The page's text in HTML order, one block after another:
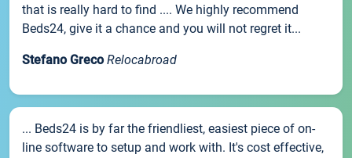
that is really hard to find .... We highly recommend
Beds24, give it a chance and you will not regret it...
Stefano Greco Relocabroad
... Beds24 is by far the friendliest, easiest piece of on-
line software to setup and work with. It's cost effective,